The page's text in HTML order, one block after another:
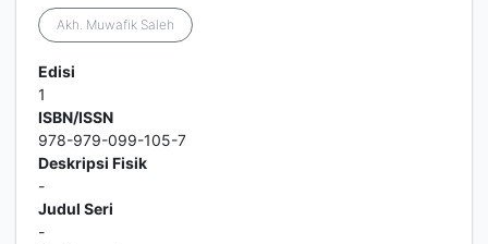
Akh. Muwafik Saleh
Edisi
1
ISBN/ISSN
978-979-099-105-7
Deskripsi Fisik
-
Judul Seri
-